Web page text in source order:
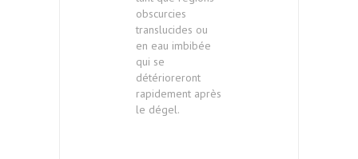
obscurcies
translucides ou
en eau imbibée
qui se
détérioreront
rapidement après
le dégel.